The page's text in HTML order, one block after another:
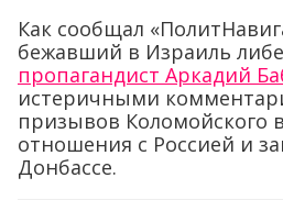
Как сообщал
бежавший в Израиль
пропагандист Аркадий
истеричными
призывов Коломойского
отношения с Россией и
Донбассе.